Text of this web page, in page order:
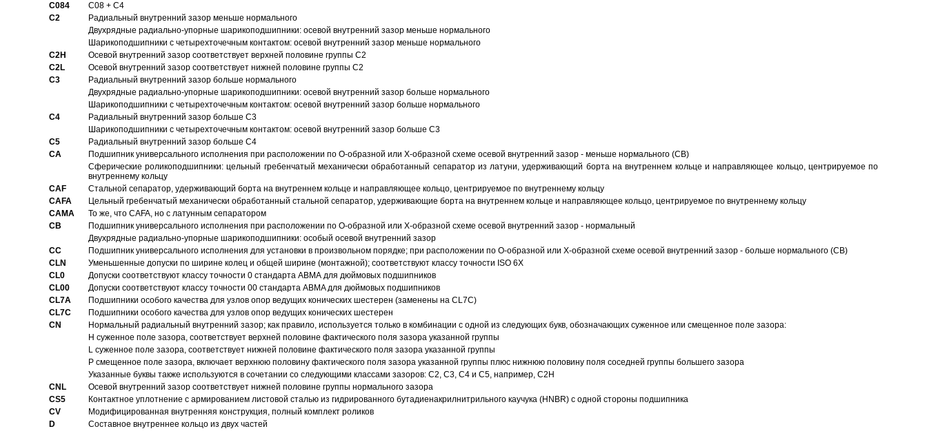
C084
C08 + C4
C2
Pадиальный внутренний зазор меньше нормального
Двухрядные радиально-упорные шарикоподшипники: осевой внутренний зазор меньше нормального
Шарикоподшипники с четырехточечным контактом: осевой внутренний зазор меньше нормального
C2H
Осевой внутренний зазор соответствует верхней половине группы C2
C2L
Осевой внутренний зазор соответствует нижней половине группы C2
C3
Pадиальный внутренний зазор больше нормального
Двухрядные радиально-упорные шарикоподшипники: осевой внутренний зазор больше нормального
Шарикоподшипники с четырехточечным контактом: осевой внутренний зазор больше нормального
C4
Pадиальный внутренний зазор больше C3
Шарикоподшипники с четырехточечным контактом: осевой внутренний зазор больше C3
C5
Pадиальный внутренний зазор больше C4
CA
Подшипник универсального исполнения при расположении по О-образной или Х-образной схеме осевой внутренний зазор - меньше нормального (CB)
Сферические роликоподшипники: цельный гребенчатый механически обработанный сепаратор из латуни, удерживающий борта на внутреннем кольце и направляющее кольцо, центрируемое по
внутреннему кольцу
CAF
Стальной сепаратор, удерживающий борта на внутреннем кольце и направляющее кольцо, центрируемое по внутреннему кольцу
CAFA
Цельный гребенчатый механически обработанный стальной сепаратор, удерживающие борта на внутреннем кольце и направляющее кольцо, центрируемое по внутреннему кольцу
CAMA
То же, что CAFA, но с латунным сепаратором
CB
Подшипник универсального исполнения при расположении по О-образной или Х-образной схеме осевой внутренний зазор - нормальный
Двухрядные радиально-упорные шарикоподшипники: особый осевой внутренний зазор
CC
Подшипник универсального исполнения для установки в произвольном порядке; при расположении по О-образной или Х-образной схеме осевой внутренний зазор - больше нормального (CB)
CLN
Уменьшенные допуски по ширине колец и общей ширине (монтажной); соответствуют классу точности ISO 6X
CL0
Допуски соответствуют классу точности 0 стандарта АВМА для дюймовых подшипников
CL00
Допуски соответствуют классу точности 00 стандарта ABMA для дюймовых подшипников
CL7A
Подшипники особого качества для узлов опор ведущих конических шестерен (заменены на CL7C)
CL7C
Подшипники особого качества для узлов опор ведущих конических шестерен
CN
Hормальный радиальный внутренний зазор; как правило, используется только в комбинации с одной из следующих букв, обозначающих суженное или смещенное поле зазора:
H суженное поле зазора, соответствует верхней половине фактического поля зазора указанной группы
L суженное поле зазора, соответствует нижней половине фактического поля зазора указанной группы
P смещенное поле зазора, включает верхнюю половину фактического поля зазора указанной группы плюс нижнюю половину поля соседней группы большего зазора
Указанные буквы также используются в сочетании со следующими классами зазоров: С2, C3, С4 и С5, например, С2Н
CNL
Осевой внутренний зазор соответствует нижней половине группы нормального зазора
CS5
Контактное уплотнение с армированием листовой сталью из гидрированного бутадиенакрилнитрильного каучука (HNBR) с одной стороны подшипника
CV
Модифицированная внутренняя конструкция, полный комплект роликов
D
Составное внутреннее кольцо из двух частей